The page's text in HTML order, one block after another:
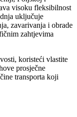
visoku fleksibilnost
uključuje
zavarivanja i obrade
zahtjevima
koristeći vlastite
prosječne
transporta koji